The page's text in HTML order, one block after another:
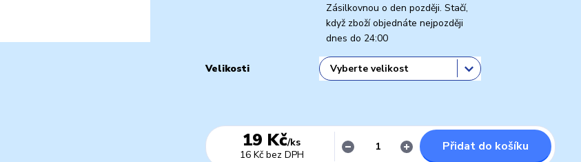
Zásilkovnou o den později. Stačí,
když zboží objednáte nejpozději
dnes do 24:00
Velikosti
19 Kč/ks
16 Kč bez DPH
Přidat do košíku